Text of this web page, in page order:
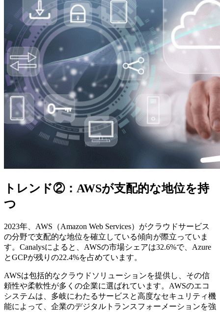
トレンド②：AWSが支配的な地位を持
つ
2023年、AWS（Amazon Web Services）がクラウドサービス
の分野で支配的な地位を確立している傾向が際立っていま
す。Canalysによると、AWSの市場シェアは32.6%で、Azure
とGCPが残りの22.4%を占めています。
AWSは包括的なクラウドソリューションを提供し、その信
頼性や柔軟性が多くの企業に選ばれています。AWSのエコ
システムは、多岐にわたるサービスと高度なセキュリティ機
能によって、企業のデジタルトランスフォーメーションを強